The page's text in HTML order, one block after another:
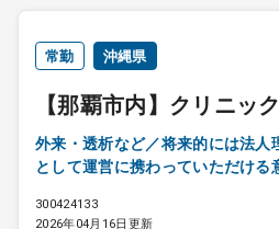
常勤 沖縄県
【那覇市内】クリニッ
外来・透析など／将来的には法人
として運営に携わっていただけ
300424133
2026年04月16日更新